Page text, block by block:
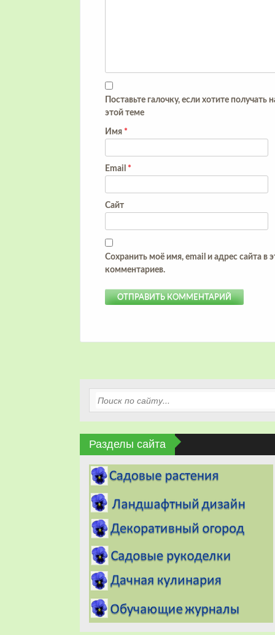
Поставьте галочку, если хотите
этой теме
Имя *
Email *
Сайт
Сохранить моё имя, email и адрес сайта
комментариев.
Разделы сайта